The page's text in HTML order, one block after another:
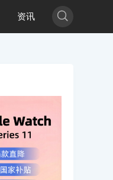
资讯 